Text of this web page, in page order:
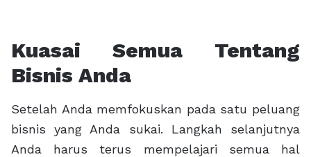
Kuasai Semua Tentang
Bisnis Anda
Setelah Anda memfokuskan pada satu peluang
bisnis yang Anda sukai. Langkah selanjutnya
Anda harus terus mempelajari semua hal